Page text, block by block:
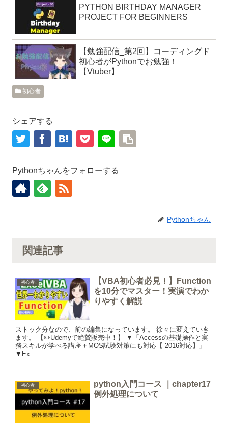
PYTHON BIRTHDAY MANAGER
PROJECT FOR BEGINNERS
【勉強配信_第2回】コーディングド
初心者がPythonでお勉強！
【Vtuber】
初心者
シェアする
Pythonちゃんをフォローする
Pythonちゃん
関連記事
初心者
【VBA初心者必見！】Function
を10分でマスター！実演でわか
りやすく解説
ストック分なので、前の編集になっています。 徐々に変えていき
ます。 【✏️Udemyで絶賛販売中！】 ▼「Accessの基礎操作と実
務スキルが学べる講座＋MOS試験対策にも対応【 2016対応】」
▼Ex...
初心者
python入門コース ｜chapter17
例外処理について